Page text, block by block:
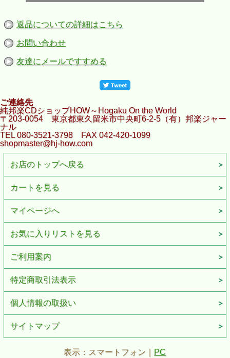
返品についての詳細はこちら
お問い合わせ
友達にメールですすめる
ご連絡先
純邦楽CDショップHOW～Hogaku On the World
〒203-0054 東京都東久留米市中央町6-2-5（有）邦楽ジャー
ナル
TEL 080-3521-3798 FAX 042-420-1099
shopmaster@hj-how.com
お店のトップへ戻る
カートを見る
マイページへ
お気に入りリストを見る
ご利用案内
特定商取引法表示
個人情報の取扱い
サイトマップ
表示：スマートフォン｜ PC